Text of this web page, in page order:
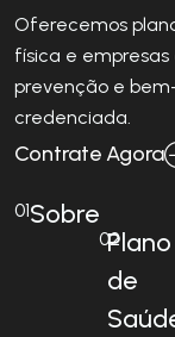
Oferecemos
física e empresas
prevenção e
credenciada.
Contrate Agora
01Sobre
02Plano
de